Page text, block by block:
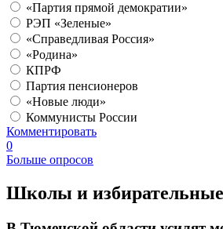
«Партия прямой демократии»
РЭП «Зеленые»
«Справедливая Россия»
«Родина»
КПРФ
Партия пенсионеров
«Новые люди»
Коммунисты России
Комментировать
0
Больше опросов
​Школы и избирательные